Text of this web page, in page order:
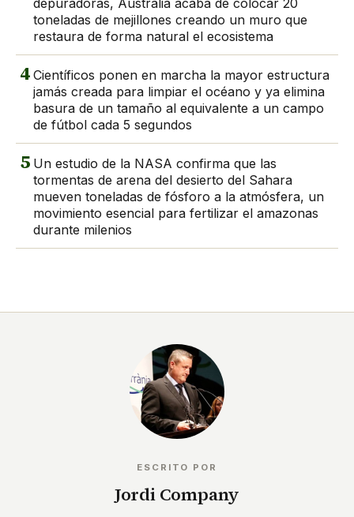
depuradoras, Australia acaba de colocar 20
toneladas de mejillones creando un muro que
restaura de forma natural el ecosistema
4 Científicos ponen en marcha la mayor estructura
jamás creada para limpiar el océano y ya elimina
basura de un tamaño al equivalente a un campo
de fútbol cada 5 segundos
5 Un estudio de la NASA confirma que las
tormentas de arena del desierto del Sahara
mueven toneladas de fósforo a la atmósfera, un
movimiento esencial para fertilizar el amazonas
durante milenios
ESCRITO POR
Jordi Company